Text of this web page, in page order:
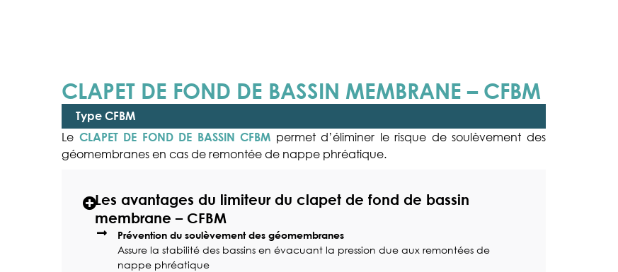
CLAPET DE FOND DE BASSIN MEMBRANE – CFBM
Type CFBM
Le CLAPET DE FOND DE BASSIN CFBM permet d’éliminer le risque de soulèvement des
géomembranes en cas de remontée de nappe phréatique.
Les avantages du limiteur du clapet de fond de bassin
membrane – CFBM
Prévention du soulèvement des géomembranes
Assure la stabilité des bassins en évacuant la pression due aux remontées de
nappe phréatique